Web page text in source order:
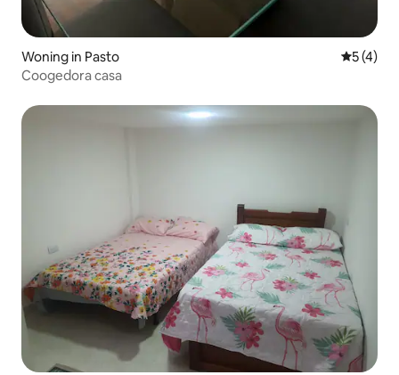
Woning in Pasto
5 (4)
Coogedora casa